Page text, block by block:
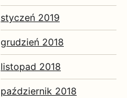
styczeń 2019
grudzień 2018
listopad 2018
październik 2018